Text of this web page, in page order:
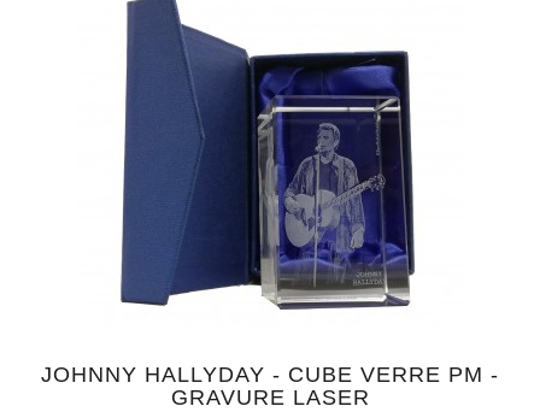
JOHNNY HALLYDAY - CUBE VERRE PM -
GRAVURE LASER